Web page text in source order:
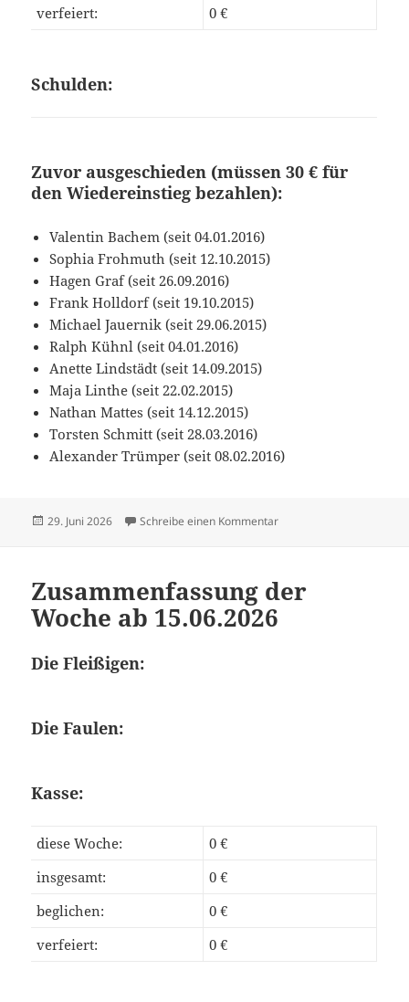
verfeiert:
0 €
Schulden:
Zuvor ausgeschieden (müssen 30 € für
den Wiedereinstieg bezahlen):
Valentin Bachem (seit 04.01.2016)
Sophia Frohmuth (seit 12.10.2015)
Hagen Graf (seit 26.09.2016)
Frank Holldorf (seit 19.10.2015)
Michael Jauernik (seit 29.06.2015)
Ralph Kühnl (seit 04.01.2016)
Anette Lindstädt (seit 14.09.2015)
Maja Linthe (seit 22.02.2015)
Nathan Mattes (seit 14.12.2015)
Torsten Schmitt (seit 28.03.2016)
Alexander Trümper (seit 08.02.2016)
Veröffentlicht
29. Juni 2026 Schreibe einen Kommentarzu Zusammenfassung
Zusammenfassung der
Woche ab 15.06.2026
Die Fleißigen:
Die Faulen:
Kasse:
diese Woche:
0 €
insgesamt:
0 €
beglichen:
0 €
verfeiert:
0 €